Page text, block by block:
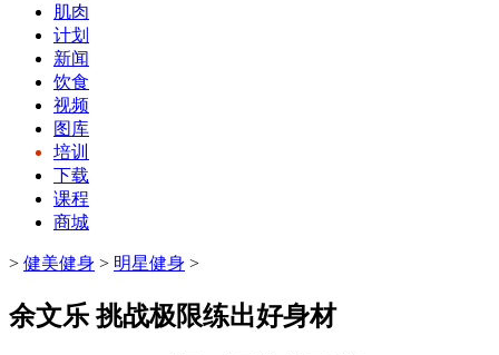
肌肉
计划
新闻
饮食
视频
图库
培训
下载
课程
商城
> 健美健身 > 明星健身 >
余文乐 挑战极限练出好身材